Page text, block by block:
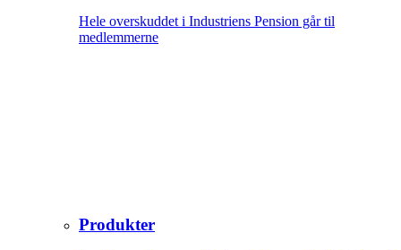
Hele overskuddet i Industriens Pension går til
medlemmerne
Produkter